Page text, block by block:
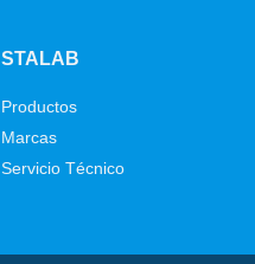
STALAB
Productos
Marcas
Servicio Técnico